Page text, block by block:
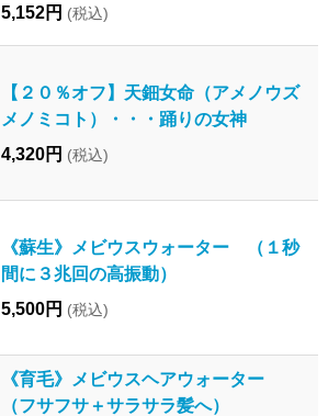
5,152円 (税込)
【２０％オフ】天鈿女命（アメノウズ
メノミコト）・・・踊りの女神
4,320円 (税込)
《蘇生》メビウスウォーター （１秒
間に３兆回の高振動）
5,500円 (税込)
《育毛》メビウスヘアウォーター
（フサフサ＋サラサラ髪へ）